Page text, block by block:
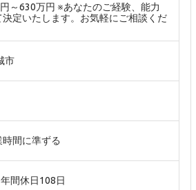
～630万円 ※あなたのご経験、能力
決定いたします。お気軽にご相談くだ
市
時間に準ずる
間休日108日